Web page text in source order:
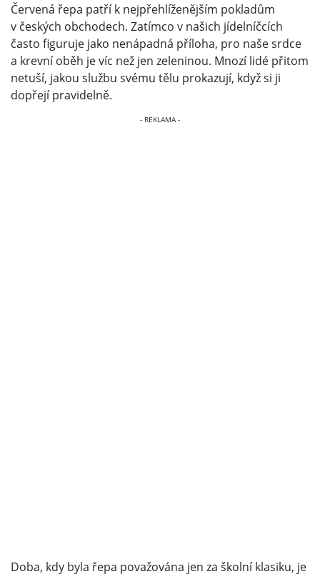
Červená řepa patří k nejpřehlíženějším pokladům
v českých obchodech. Zatímco v našich jídelníčcích
často figuruje jako nenápadná příloha, pro naše srdce
a krevní oběh je víc než jen zeleninou. Mnozí lidé přitom
netuší, jakou službu svému tělu prokazují, když si ji
dopřejí pravidelně.
Doba, kdy byla řepa považována jen za školní klasiku, je